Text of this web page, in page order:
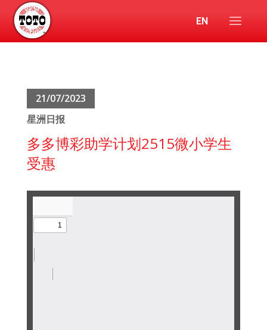
EN
21/07/2023
星洲日报
多多博彩助学计划2515微小学生
受惠